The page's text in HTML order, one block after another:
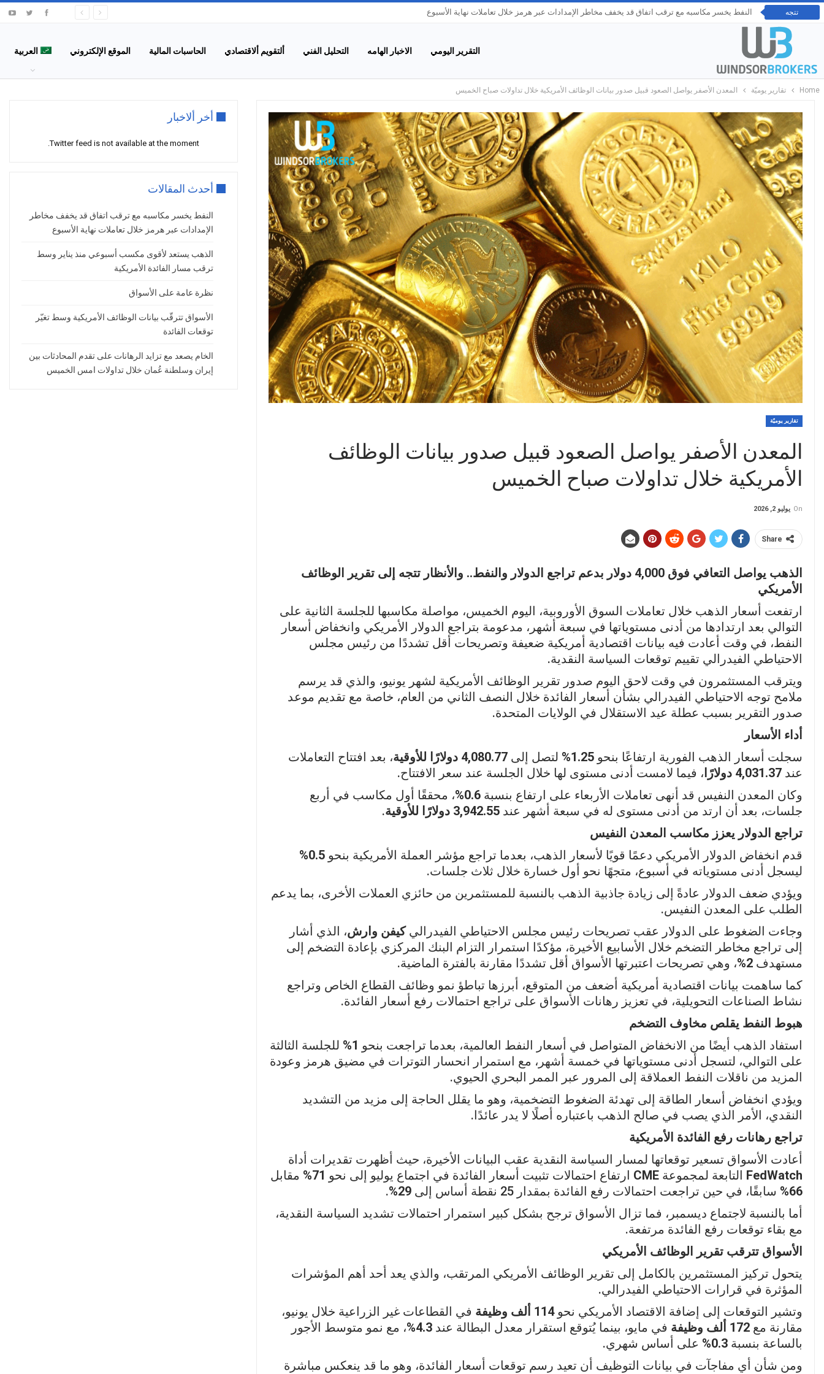
تتجه النفط يخسر مكاسبه مع ترقب اتفاق قد يخفف مخاطر الإمدادات عبر هرمز خلال تعاملات نهاية الأسبوع
التقرير اليومي الاخبار الهامه التحليل الفني ألتقويم ألاقتصادي الحاسبات المالية الموقع الإلكتروني العربية
Home تقارير يوميّة المعدن الأصفر يواصل الصعود قبيل صدور بيانات الوظائف الأمريكية خلال تداولات صباح الخميس
تقارير يوميّة
المعدن الأصفر يواصل الصعود قبيل صدور بيانات الوظائف
الأمريكية خلال تداولات صباح الخميس
On يوليو 2, 2026
Share
الذهب يواصل التعافي فوق 4,000 دولار بدعم تراجع الدولار والنفط.. والأنظار تتجه إلى تقرير الوظائف
الأمريكي
ارتفعت أسعار الذهب خلال تعاملات السوق الأوروبية، اليوم الخميس، مواصلة مكاسبها للجلسة الثانية على
التوالي بعد ارتدادها من أدنى مستوياتها في سبعة أشهر، مدعومة بتراجع الدولار الأمريكي وانخفاض أسعار
النفط، في وقت أعادت فيه بيانات اقتصادية أمريكية ضعيفة وتصريحات أقل تشددًا من رئيس مجلس
الاحتياطي الفيدرالي تقييم توقعات السياسة النقدية.
ويترقب المستثمرون في وقت لاحق اليوم صدور تقرير الوظائف الأمريكية لشهر يونيو، والذي قد يرسم
ملامح توجه الاحتياطي الفيدرالي بشأن أسعار الفائدة خلال النصف الثاني من العام، خاصة مع تقديم موعد
صدور التقرير بسبب عطلة عيد الاستقلال في الولايات المتحدة.
أداء الأسعار
سجلت أسعار الذهب الفورية ارتفاعًا بنحو 1.25% لتصل إلى 4,080.77 دولارًا للأوقية
، بعد افتتاح التعاملات
عند 4,031.37 دولارًا
، فيما لامست أدنى مستوى لها خلال الجلسة عند سعر الافتتاح.
وكان المعدن النفيس قد أنهى تعاملات الأربعاء على ارتفاع بنسبة 0.6%
، محققًا أول مكاسب في أربع
جلسات، بعد أن ارتد من أدنى مستوى له في سبعة أشهر عند 3,942.55 دولارًا للأوقية
.
تراجع الدولار يعزز مكاسب المعدن النفيس
قدم انخفاض الدولار الأمريكي دعمًا قويًا لأسعار الذهب، بعدما تراجع مؤشر العملة الأمريكية بنحو 0.5%
ليسجل أدنى مستوياته في أسبوع، متجهًا نحو أول خسارة خلال ثلاث جلسات.
ويؤدي ضعف الدولار عادةً إلى زيادة جاذبية الذهب بالنسبة للمستثمرين من حائزي العملات الأخرى، بما يدعم
الطلب على المعدن النفيس.
وجاءت الضغوط على الدولار عقب تصريحات رئيس مجلس الاحتياطي الفيدراليكيفن وارش، الذي أشار
إلى تراجع مخاطر التضخم خلال الأسابيع الأخيرة، مؤكدًا استمرار التزام البنك المركزي بإعادة التضخم إلى
مستهدف 2%
، وهي تصريحات اعتبرتها الأسواق أقل تشددًا مقارنة بالفترة الماضية.
كما ساهمت بيانات اقتصادية أمريكية أضعف من المتوقع، أبرزها تباطؤ نمو وظائف القطاع الخاص وتراجع
نشاط الصناعات التحويلية، في تعزيز رهانات الأسواق على تراجع احتمالات رفع أسعار الفائدة.
هبوط النفط يقلص مخاوف التضخم
استفاد الذهب أيضًا من الانخفاض المتواصل في أسعار النفط العالمية، بعدما تراجعت بنحو 1%
للجلسة الثالثة
على التوالي، لتسجل أدنى مستوياتها في خمسة أشهر، مع استمرار انحسار التوترات في مضيق هرمز وعودة
المزيد من ناقلات النفط العملاقة إلى المرور عبر الممر البحري الحيوي.
ويؤدي انخفاض أسعار الطاقة إلى تهدئة الضغوط التضخمية، وهو ما يقلل الحاجة إلى مزيد من التشديد
النقدي، الأمر الذي يصب في صالح الذهب باعتباره أصلًا لا يدر عائدًا.
تراجع رهانات رفع الفائدة الأمريكية
أعادت الأسواق تسعير توقعاتها لمسار السياسة النقدية عقب البيانات الأخيرة، حيث أظهرت تقديرات أداة
FedWatch التابعة لمجموعة CME ارتفاع احتمالات تثبيت أسعار الفائدة في اجتماع يوليو إلى نحو 71%
مقابل
66%
سابقًا، في حين تراجعت احتمالات رفع الفائدة بمقدار 25 نقطة أساس إلى 29%
.
أما بالنسبة لاجتماع ديسمبر، فما تزال الأسواق ترجح بشكل كبير استمرار احتمالات تشديد السياسة النقدية،
مع بقاء توقعات رفع الفائدة مرتفعة.
الأسواق تترقب تقرير الوظائف الأمريكي
يتحول تركيز المستثمرين بالكامل إلى تقرير الوظائف الأمريكي المرتقب، والذي يعد أحد أهم المؤشرات
المؤثرة في قرارات الاحتياطي الفيدرالي.
وتشير التوقعات إلى إضافة الاقتصاد الأمريكي نحو114 ألف وظيفة
في القطاعات غير الزراعية خلال يونيو،
مقارنة مع 172 ألف وظيفة في مايو، بينما يُتوقع استقرار معدل البطالة عند 4.3%
، مع نمو متوسط الأجور
بالساعة بنسبة 0.3%
على أساس شهري.
ومن شأن أي مفاجآت في بيانات التوظيف أن تعيد رسم توقعات أسعار الفائدة، وهو ما قد ينعكس مباشرة
أخر ألاخبار
Twitter feed is not available at the moment.
أحدث المقالات
النفط يخسر مكاسبه مع ترقب اتفاق قد يخفف مخاطر
الإمدادات عبر هرمز خلال تعاملات نهاية الأسبوع
الذهب يستعد لأقوى مكسب أسبوعي منذ يناير وسط
ترقب مسار الفائدة الأمريكية
نظرة عامة على الأسواق
الأسواق تترقّب بيانات الوظائف الأمريكية وسط تغيّر
توقعات الفائدة
الخام يصعد مع تزايد الرهانات على تقدم المحادثات بين
إيران وسلطنة عُمان خلال تداولات امس الخميس